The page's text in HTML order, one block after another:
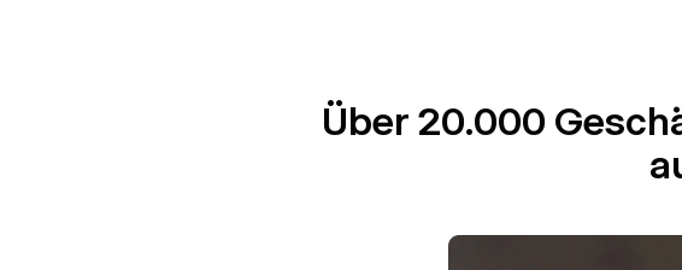
Über 20.000